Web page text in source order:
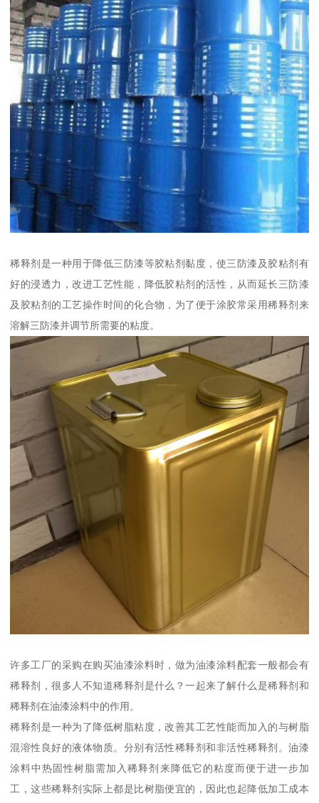
稀释剂是一种用于降低三防漆等胶粘剂黏度，使三防漆及胶粘剂有
好的浸透力，改进工艺性能，降低胶粘剂的活性，从而延长三防漆
及胶粘剂的工艺操作时间的化合物，为了便于涂胶常采用稀释剂来
溶解三防漆并调节所需要的粘度。
许多工厂的采购在购买油漆涂料时，做为油漆涂料配套一般都会有
稀释剂，很多人不知道稀释剂是什么？一起来了解什么是稀释剂和
稀释剂在油漆涂料中的作用。
稀释剂是一种为了降低树脂粘度，改善其工艺性能而加入的与树脂
混溶性良好的液体物质。分别有活性稀释剂和非活性稀释剂。油漆
涂料中热固性树脂需加入稀释剂来降低它的粘度而便于进一步加
工，这些稀释剂实际上都是比树脂便宜的，因此也起降低加工成本